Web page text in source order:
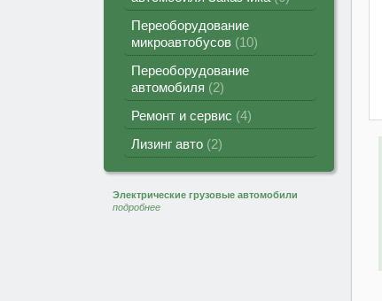
Переоборудование
микроавтобусов 10
Переоборудование
автомобиля
2
Ремонт и сервис 4
Лизинг авто 2
Электрические грузовые автомобили
подробнее